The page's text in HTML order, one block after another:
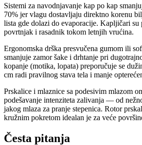
Sistemi za navodnjavanje kap po kap
70% jer vlagu dostavljaju direktno korenu
lista gde dolazi do evaporacije. Kapljičari su
povrtnjak i rasadnik tokom letnjih vrućina.
Ergonomska drška presvučena gumom ili
smanjuje zamor šake i drhtanje pri
kopanje (motika, lopata) preporučuje se
cm radi pravilnog stava tela i manje
Prskalice i mlaznice sa podesivim mlazom
podešavanje intenziteta zalivanja — od
jakog mlaza za pranje stepenica. Rotor
kružnim pokretom idealan je za veće
Česta pitanja